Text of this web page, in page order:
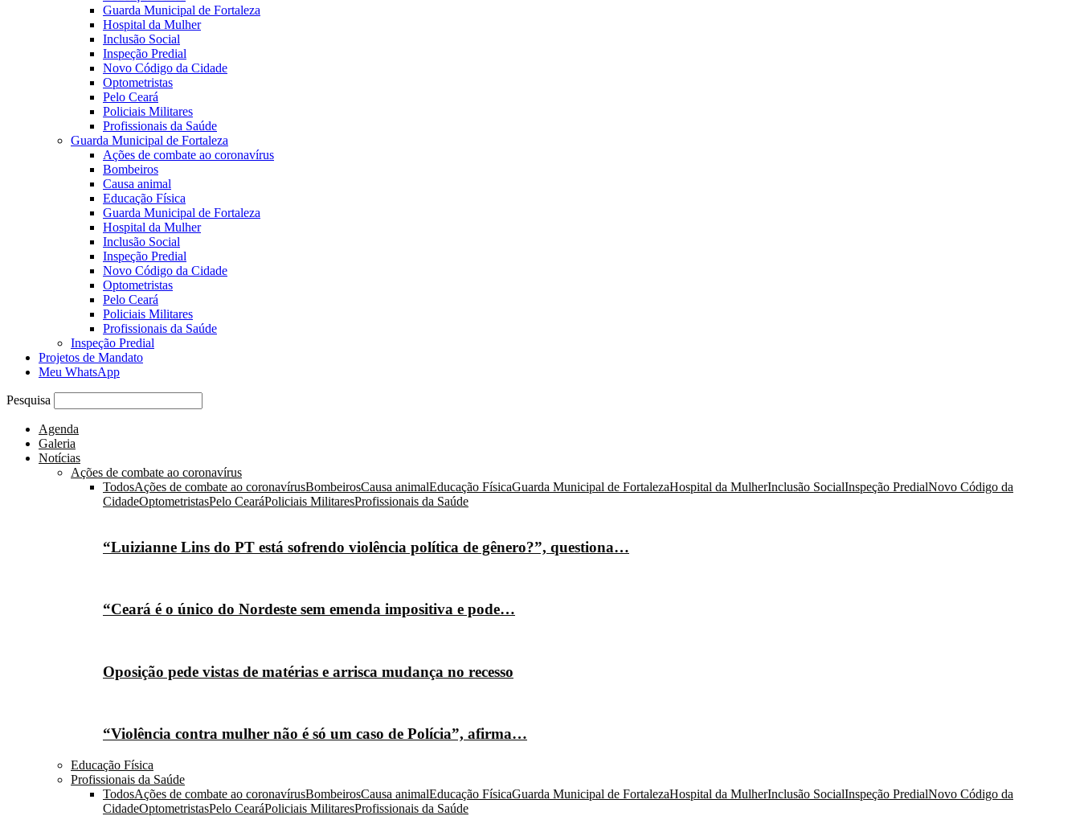
Guarda Municipal de Fortaleza
Hospital da Mulher
Inclusão Social
Inspeção Predial
Novo Código da Cidade
Optometristas
Pelo Ceará
Policiais Militares
Profissionais da Saúde
Guarda Municipal de Fortaleza
Ações de combate ao coronavírus
Bombeiros
Causa animal
Educação Física
Guarda Municipal de Fortaleza
Hospital da Mulher
Inclusão Social
Inspeção Predial
Novo Código da Cidade
Optometristas
Pelo Ceará
Policiais Militares
Profissionais da Saúde
Inspeção Predial
Projetos de Mandato
Meu WhatsApp
Pesquisa
Agenda
Galeria
Notícias
Ações de combate ao coronavírus
TodosAções de combate ao coronavírusBombeirosCausa animalEducação FísicaGuarda Municipal de FortalezaHospital da MulherInclusão SocialInspeção PredialNovo Código da
CidadeOptometristasPelo CearáPoliciais MilitaresProfissionais da Saúde
“Luizianne Lins do PT está sofrendo violência política de gênero?”, questiona…
“Ceará é o único do Nordeste sem emenda impositiva e pode…
Oposição pede vistas de matérias e arrisca mudança no recesso
“Violência contra mulher não é só um caso de Polícia”, afirma…
Educação Física
Profissionais da Saúde
TodosAções de combate ao coronavírusBombeirosCausa animalEducação FísicaGuarda Municipal de FortalezaHospital da MulherInclusão SocialInspeção PredialNovo Código da
CidadeOptometristasPelo CearáPoliciais MilitaresProfissionais da Saúde